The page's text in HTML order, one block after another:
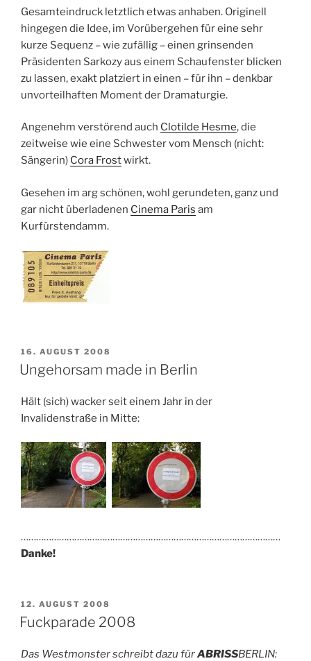
Gesamteindruck letztlich etwas anhaben. Originell
hingegen die Idee, im Vorübergehen für eine sehr
kurze Sequenz – wie zufällig – einen grinsenden
Präsidenten Sarkozy aus einem Schaufenster blicken
zu lassen, exakt platziert in einen – für ihn – denkbar
unvorteilhaften Moment der Dramaturgie.
Angenehm verstörend auch Clotilde Hesme, die
zeitweise wie eine Schwester vom Mensch (nicht:
Sängerin) Cora Frostwirkt.
Gesehen im arg schönen, wohl gerundeten, ganz und
gar nicht überladenen Cinema Paris am
Kurfürstendamm.
VERÖFFENTLICHT
AM
16. AUGUST 2008
Ungehorsam made in Berlin
Hält (sich) wacker seit einem Jahr in der
Invalidenstraße in Mitte:
…………………………………………………………………………………………
Danke!
VERÖFFENTLICHT
AM
12. AUGUST 2008
Fuckparade 2008
Das Westmonster schreibt dazu fürABRISSBERLIN: